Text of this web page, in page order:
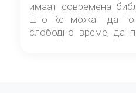
имаат современа
што ќе можат да го
слободно време, да